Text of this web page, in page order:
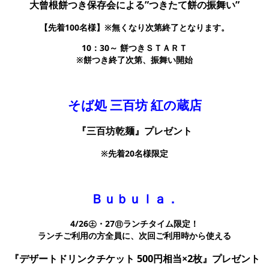
大曾根餅つき保存会による”つきたて餅の振舞い”
【先着100名様】※無くなり次第終了となります。
10：30～ 餅つきＳＴＡＲＴ
※餅つき終了次第、振舞い開始
そば処 三百坊 紅の蔵店
『三百坊乾麺』プレゼント
※先着20名様限定
Ｂｕｂｕｌａ．
4/26㊏・27㊐ランチタイム限定！
ランチご利用の方全員に、次回ご利用時から使える
『デザートドリンクチケット 500円相当×2枚』プレゼント